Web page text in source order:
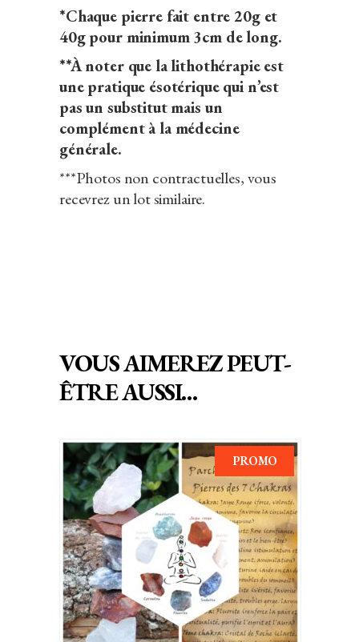
*Chaque pierre fait entre 20g et
40g pour minimum 3cm de long.
**À noter que la lithothérapie est
une pratique ésotérique qui n’est
pas un substitut mais un
complément à la médecine
générale.
***Photos non contractuelles, vous
recevrez un lot similaire.
VOUS AIMEREZ PEUT-
ÊTRE AUSSI…
PROMO
AJOUTER AU PANIER